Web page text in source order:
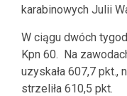
karabinowych Julii
W ciągu dwóch
Kpn 60. Na
uzyskała 607,7 pkt.,
strzeliła 610,5 pkt.